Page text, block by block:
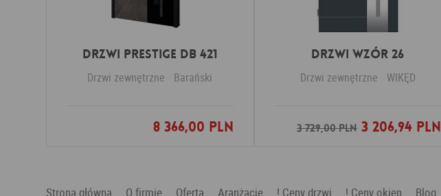
Drzwi PRESTIGE DB 421
Drzwi zewnętrzne Barański
8 366,00 PLN
Dodaj do ulubionych
Drzwi Wzór 26
Drzwi zewnętrzne WIKĘD
3 729,00 PLN3 206,94 PLN
Dodaj do ulubionych
Strona główna O firmie Oferta Aranżacje ! Ceny drzwi ! Ceny okien Blog